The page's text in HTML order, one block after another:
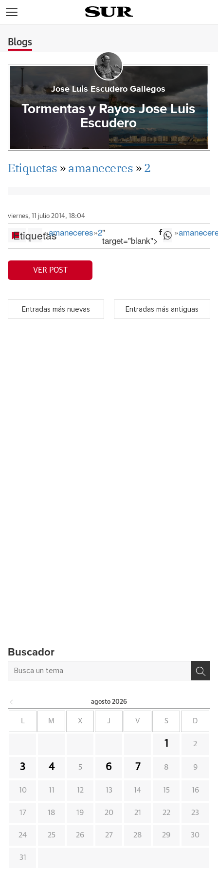
Blogs
Jose Luis Escudero Gallegos
Tormentas y Rayos Jose Luis
Escudero
Etiquetas »amaneceres »2
viernes, 11 julio 2014, 18:04
Etiquetas
»amaneceres»2"
target="blank">
»
VER POST
Entradas más nuevas Entradas más antiguas
Buscador
agosto 2026
L M X J V S D
1 2
3 4 5 6 7 8 9
10 11 12 13 14 15 16
17 18 19 20 21 22 23
24 25 26 27 28 29 30
31